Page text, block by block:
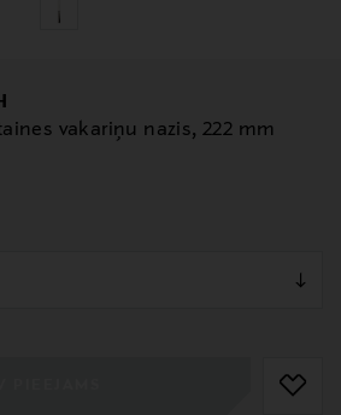
vakariņu nazis, 222 mm